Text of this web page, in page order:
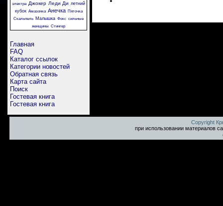
электра Джокер Леди Ди летний
кубок Амазонка Анечка
Пяточка
Скальпель Малышка Фокс сильные
женщины Стингер
Главная
FAQ
Каталог ссылок
Категории новостей
Обратная связь
Карта сайта
Поиск
Гостевая книга
Гостевая книга
Copyright
при использовании материалов